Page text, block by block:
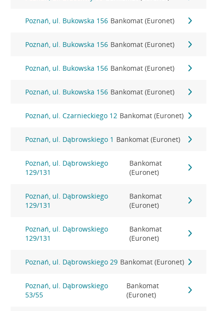
Poznań, ul. Bukowska 156 Bankomat (Euronet)
Poznań, ul. Bukowska 156 Bankomat (Euronet)
Poznań, ul. Bukowska 156 Bankomat (Euronet)
Poznań, ul. Bukowska 156 Bankomat (Euronet)
Poznań, ul. Czarnieckiego 12 Bankomat (Euronet)
Poznań, ul. Dąbrowskiego 1 Bankomat (Euronet)
Poznań, ul. Dąbrowskiego
129/131
Bankomat
(Euronet)
Poznań, ul. Dąbrowskiego
129/131
Bankomat
(Euronet)
Poznań, ul. Dąbrowskiego
129/131
Bankomat
(Euronet)
Poznań, ul. Dąbrowskiego 29 Bankomat (Euronet)
Poznań, ul. Dąbrowskiego
53/55
Bankomat
(Euronet)